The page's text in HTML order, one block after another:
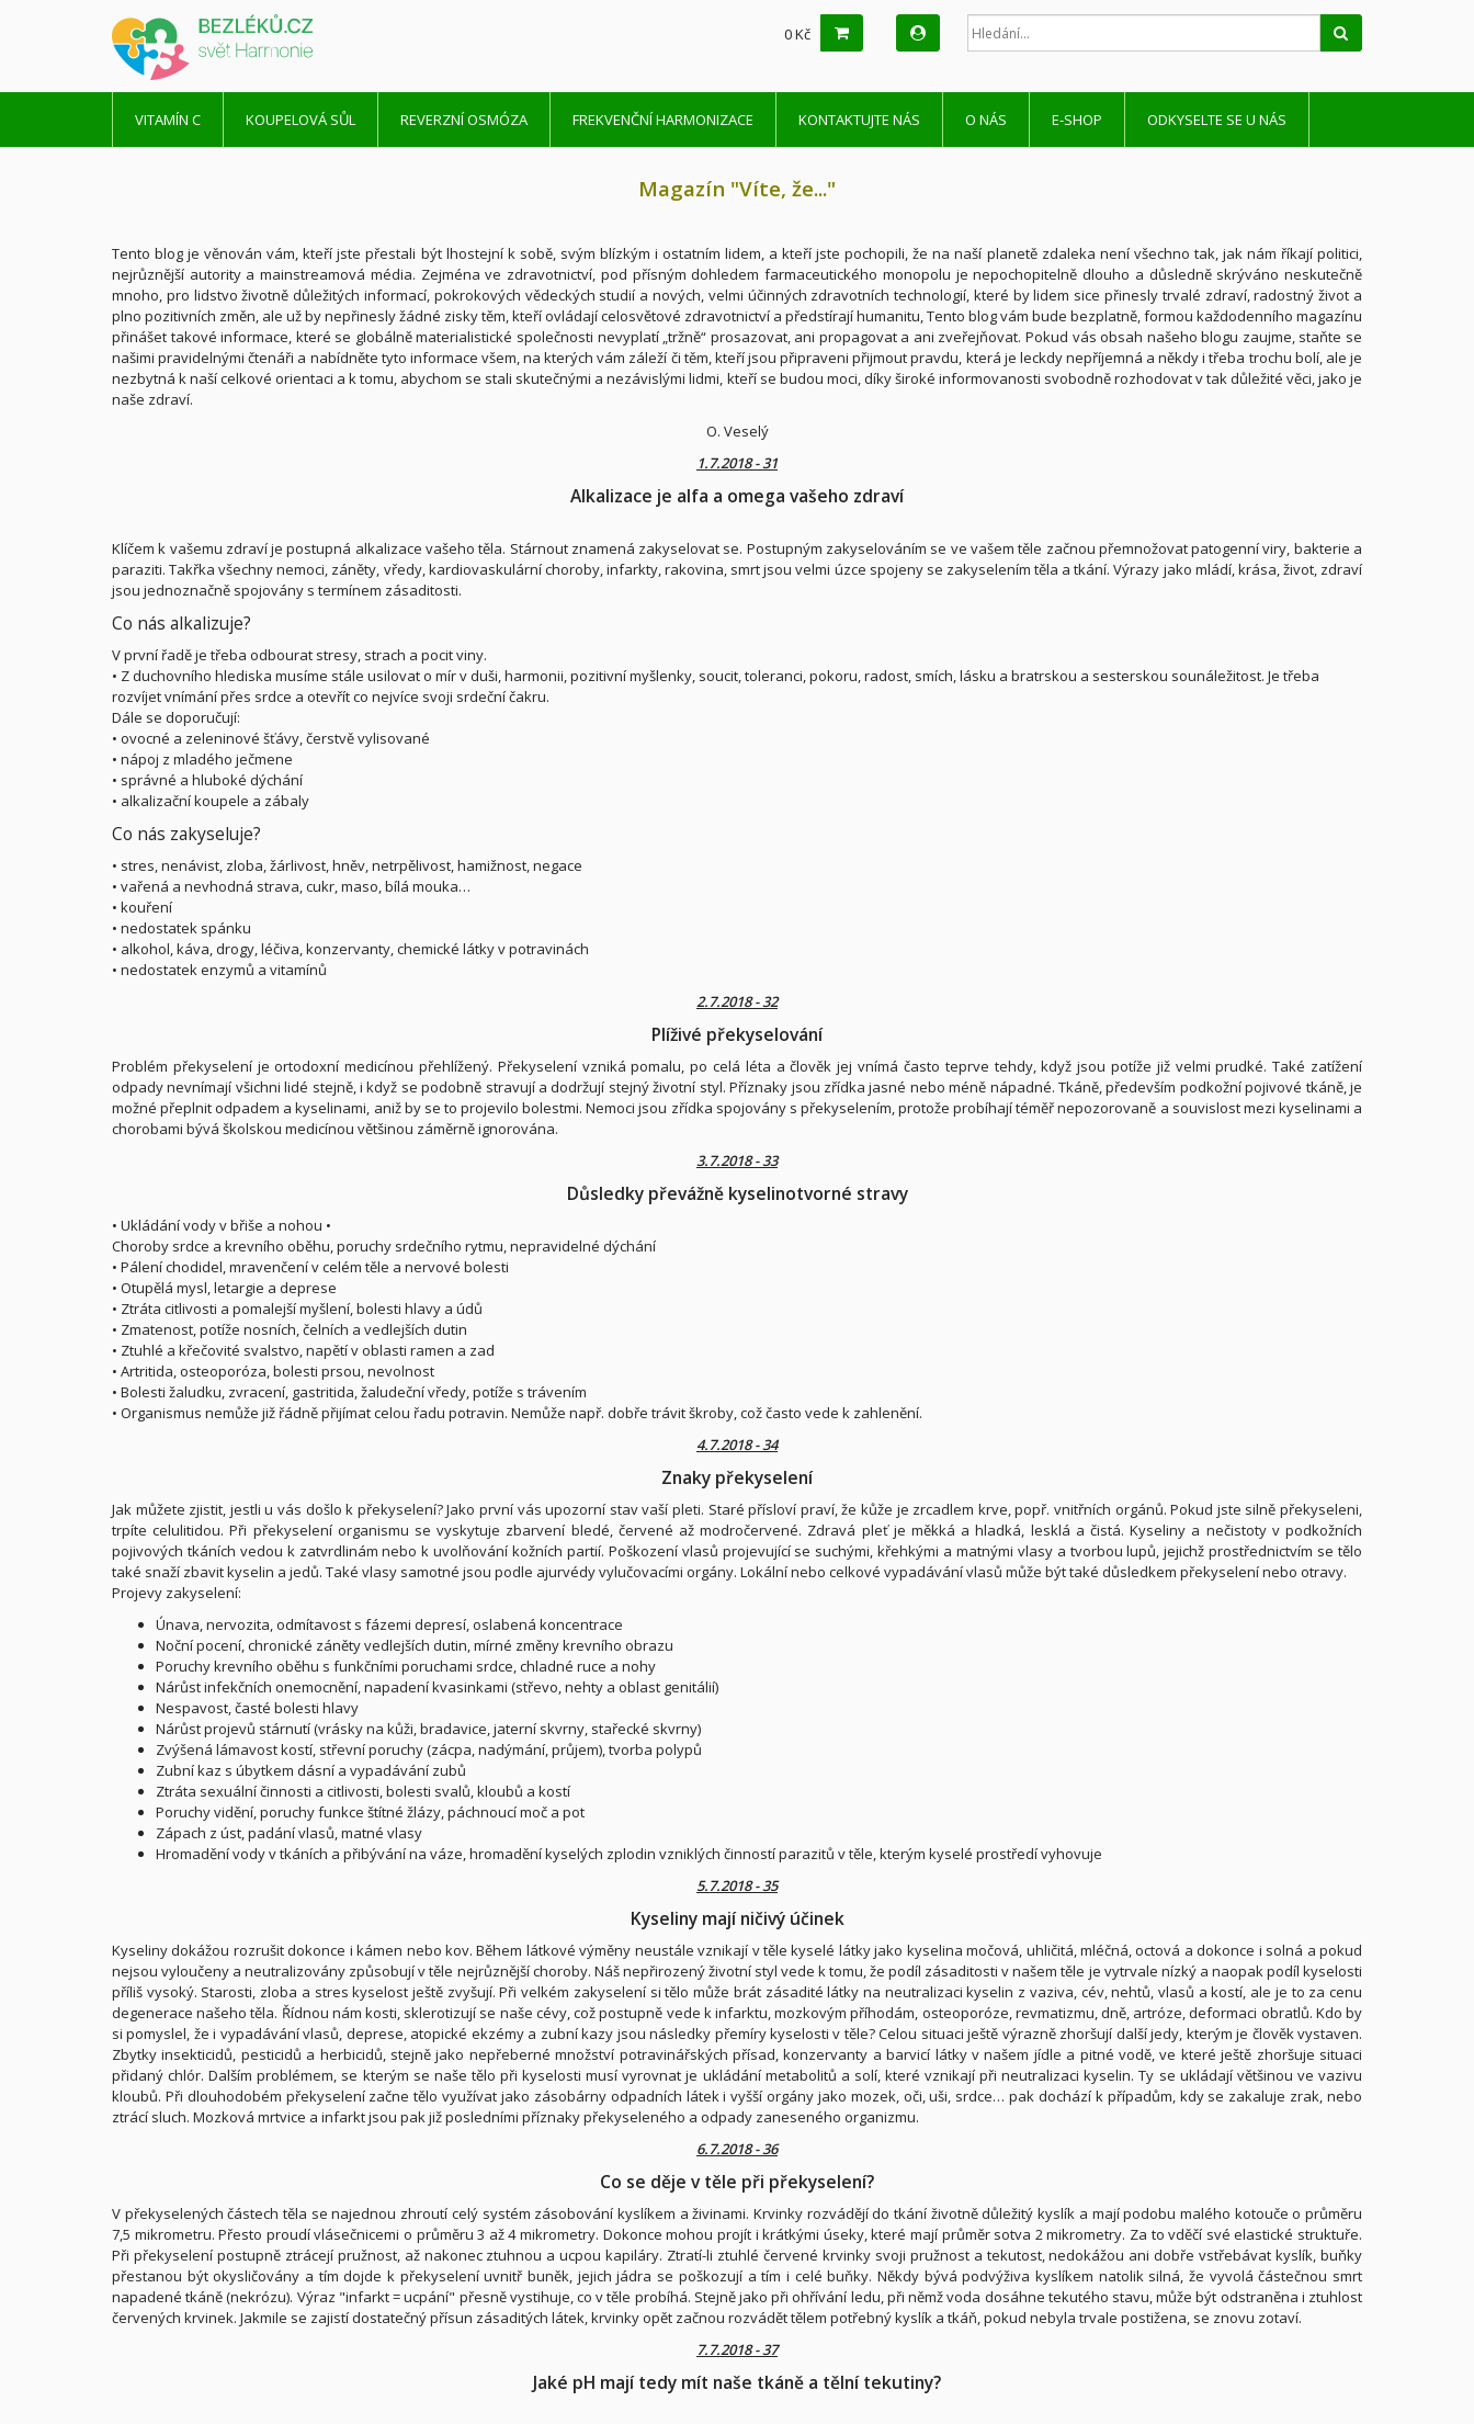
0 Kč
VITAMÍN C KOUPELOVÁ SŮL REVERZNÍ OSMÓZA FREKVENČNÍ HARMONIZACE KONTAKTUJTE NÁS O NÁS E-SHOP ODKYSELTE SE U NÁS
Magazín "Víte, že..."
Tento blog je věnován vám, kteří jste přestali být lhostejní k sobě, svým blízkým i ostatním lidem, a kteří jste pochopili, že na naší planetě zdaleka není všechno tak, jak nám říkají politici,
nejrůznější autority a mainstreamová média. Zejména ve zdravotnictví, pod přísným dohledem farmaceutického monopolu je nepochopitelně dlouho a důsledně skrýváno neskutečně
mnoho, pro lidstvo životně důležitých informací, pokrokových vědeckých studií a nových, velmi účinných zdravotních technologií, které by lidem sice přinesly trvalé zdraví, radostný život a
plno pozitivních změn, ale už by nepřinesly žádné zisky těm, kteří ovládají celosvětové zdravotnictví a předstírají humanitu, Tento blog vám bude bezplatně, formou každodenního magazínu
přinášet takové informace, které se globálně materialistické společnosti nevyplatí „tržně“ prosazovat, ani propagovat a ani zveřejňovat. Pokud vás obsah našeho blogu zaujme, staňte se
našimi pravidelnými čtenáři a nabídněte tyto informace všem, na kterých vám záleží či těm, kteří jsou připraveni přijmout pravdu, která je leckdy nepříjemná a někdy i třeba trochu bolí, ale je
nezbytná k naší celkové orientaci a k tomu, abychom se stali skutečnými a nezávislými lidmi, kteří se budou moci, díky široké informovanosti svobodně rozhodovat v tak důležité věci, jako je
naše zdraví.
O. Veselý
1.7.2018 - 31
Alkalizace je alfa a omega vašeho zdraví
Klíčem k vašemu zdraví je postupná alkalizace vašeho těla. Stárnout znamená zakyselovat se. Postupným zakyselováním se ve vašem těle začnou přemnožovat patogenní viry, bakterie a
paraziti. Takřka všechny nemoci, záněty, vředy, kardiovaskulární choroby, infarkty, rakovina, smrt jsou velmi úzce spojeny se zakyselením těla a tkání. Výrazy jako mládí, krása, život, zdraví
jsou jednoznačně spojovány s termínem zásaditosti.
Co nás alkalizuje?
V první řadě je třeba odbourat stresy, strach a pocit viny.
• Z duchovního hlediska musíme stále usilovat o mír v duši, harmonii, pozitivní myšlenky, soucit, toleranci, pokoru, radost, smích, lásku a bratrskou a sesterskou sounáležitost. Je třeba
rozvíjet vnímání přes srdce a otevřít co nejvíce svoji srdeční čakru.
Dále se doporučují:
• ovocné a zeleninové šťávy, čerstvě vylisované
• nápoj z mladého ječmene
• správné a hluboké dýchání
• alkalizační koupele a zábaly
Co nás zakyseluje?
• stres, nenávist, zloba, žárlivost, hněv, netrpělivost, hamižnost, negace
• vařená a nevhodná strava, cukr, maso, bílá mouka…
• kouření
• nedostatek spánku
• alkohol, káva, drogy, léčiva, konzervanty, chemické látky v potravinách
• nedostatek enzymů a vitamínů
2.7.2018 - 32
Plíživé překyselování
Problém překyselení je ortodoxní medicínou přehlížený. Překyselení vzniká pomalu, po celá léta a člověk jej vnímá často teprve tehdy, když jsou potíže již velmi prudké. Také zatížení
odpady nevnímají všichni lidé stejně, i když se podobně stravují a dodržují stejný životní styl. Příznaky jsou zřídka jasné nebo méně nápadné. Tkáně, především podkožní pojivové tkáně, je
možné přeplnit odpadem a kyselinami, aniž by se to projevilo bolestmi. Nemoci jsou zřídka spojovány s překyselením, protože probíhají téměř nepozorovaně a souvislost mezi kyselinami a
chorobami bývá školskou medicínou většinou záměrně ignorována.
3.7.2018 - 33
Důsledky převážně kyselinotvorné stravy
• Ukládání vody v břiše a nohou •
Choroby srdce a krevního oběhu, poruchy srdečního rytmu, nepravidelné dýchání
• Pálení chodidel, mravenčení v celém těle a nervové bolesti
• Otupělá mysl, letargie a deprese
• Ztráta citlivosti a pomalejší myšlení, bolesti hlavy a údů
• Zmatenost, potíže nosních, čelních a vedlejších dutin
• Ztuhlé a křečovité svalstvo, napětí v oblasti ramen a zad
• Artritida, osteoporóza, bolesti prsou, nevolnost
• Bolesti žaludku, zvracení, gastritida, žaludeční vředy, potíže s trávením
• Organismus nemůže již řádně přijímat celou řadu potravin. Nemůže např. dobře trávit škroby, což často vede k zahlenění.
4.7.2018 - 34
Znaky překyselení
Jak můžete zjistit, jestli u vás došlo k překyselení? Jako první vás upozorní stav vaší pleti. Staré přísloví praví, že kůže je zrcadlem krve, popř. vnitřních orgánů. Pokud jste silně překyseleni,
trpíte celulitidou. Při překyselení organismu se vyskytuje zbarvení bledé, červené až modročervené. Zdravá pleť je měkká a hladká, lesklá a čistá. Kyseliny a nečistoty v podkožních
pojivových tkáních vedou k zatvrdlinám nebo k uvolňování kožních partií. Poškození vlasů projevující se suchými, křehkými a matnými vlasy a tvorbou lupů, jejichž prostřednictvím se tělo
také snaží zbavit kyselin a jedů. Také vlasy samotné jsou podle ajurvédy vylučovacími orgány. Lokální nebo celkové vypadávání vlasů může být také důsledkem překyselení nebo otravy.
Projevy zakyselení:
Únava, nervozita, odmítavost s fázemi depresí, oslabená koncentrace
Noční pocení, chronické záněty vedlejších dutin, mírné změny krevního obrazu
Poruchy krevního oběhu s funkčními poruchami srdce, chladné ruce a nohy
Nárůst infekčních onemocnění, napadení kvasinkami (střevo, nehty a oblast genitálií)
Nespavost, časté bolesti hlavy
Nárůst projevů stárnutí (vrásky na kůži, bradavice, jaterní skvrny, stařecké skvrny)
Zvýšená lámavost kostí, střevní poruchy (zácpa, nadýmání, průjem), tvorba polypů
Zubní kaz s úbytkem dásní a vypadávání zubů
Ztráta sexuální činnosti a citlivosti, bolesti svalů, kloubů a kostí
Poruchy vidění, poruchy funkce štítné žlázy, páchnoucí moč a pot
Zápach z úst, padání vlasů, matné vlasy
Hromadění vody v tkáních a přibývání na váze, hromadění kyselých zplodin vzniklých činností parazitů v těle, kterým kyselé prostředí vyhovuje
5.7.2018 - 35
Kyseliny mají ničivý účinek
Kyseliny dokážou rozrušit dokonce i kámen nebo kov. Během látkové výměny neustále vznikají v těle kyselé látky jako kyselina močová, uhličitá, mléčná, octová a dokonce i solná a pokud
nejsou vyloučeny a neutralizovány způsobují v těle nejrůznější choroby. Náš nepřirozený životní styl vede k tomu, že podíl zásaditosti v našem těle je vytrvale nízký a naopak podíl kyselosti
příliš vysoký. Starosti, zloba a stres kyselost ještě zvyšují. Při velkém zakyselení si tělo může brát zásadité látky na neutralizaci kyselin z vaziva, cév, nehtů, vlasů a kostí, ale je to za cenu
degenerace našeho těla. Řídnou nám kosti, sklerotizují se naše cévy, což postupně vede k infarktu, mozkovým příhodám, osteoporóze, revmatizmu, dně, artróze, deformaci obratlů. Kdo by
si pomyslel, že i vypadávání vlasů, deprese, atopické ekzémy a zubní kazy jsou následky přemíry kyselosti v těle? Celou situaci ještě výrazně zhoršují další jedy, kterým je člověk vystaven.
Zbytky insekticidů, pesticidů a herbicidů, stejně jako nepřeberné množství potravinářských přísad, konzervanty a barvicí látky v našem jídle a pitné vodě, ve které ještě zhoršuje situaci
přidaný chlór. Dalším problémem, se kterým se naše tělo při kyselosti musí vyrovnat je ukládání metabolitů a solí, které vznikají při neutralizaci kyselin. Ty se ukládají většinou ve vazivu
kloubů. Při dlouhodobém překyselení začne tělo využívat jako zásobárny odpadních látek i vyšší orgány jako mozek, oči, uši, srdce… pak dochází k případům, kdy se zakaluje zrak, nebo
ztrácí sluch. Mozková mrtvice a infarkt jsou pak již posledními příznaky překyseleného a odpady zaneseného organizmu.
6.7.2018 - 36
Co se děje v těle při překyselení?
V překyselených částech těla se najednou zhroutí celý systém zásobování kyslíkem a živinami. Krvinky rozvádějí do tkání životně důležitý kyslík a mají podobu malého kotouče o průměru
7,5 mikrometru. Přesto proudí vlásečnicemi o průměru 3 až 4 mikrometry. Dokonce mohou projít i krátkými úseky, které mají průměr sotva 2 mikrometry. Za to vděčí své elastické struktuře.
Při překyselení postupně ztrácejí pružnost, až nakonec ztuhnou a ucpou kapiláry. Ztratí-li ztuhlé červené krvinky svoji pružnost a tekutost, nedokážou ani dobře vstřebávat kyslík, buňky
přestanou být okysličovány a tím dojde k překyselení uvnitř buněk, jejich jádra se poškozují a tím i celé buňky. Někdy bývá podvýživa kyslíkem natolik silná, že vyvolá částečnou smrt
napadené tkáně (nekrózu). Výraz "infarkt = ucpání" přesně vystihuje, co v těle probíhá. Stejně jako při ohřívání ledu, při němž voda dosáhne tekutého stavu, může být odstraněna i ztuhlost
červených krvinek. Jakmile se zajistí dostatečný přísun zásaditých látek, krvinky opět začnou rozvádět tělem potřebný kyslík a tkáň, pokud nebyla trvale postižena, se znovu zotaví.
7.7.2018 - 37
Jaké pH mají tedy mít naše tkáně a tělní tekutiny?